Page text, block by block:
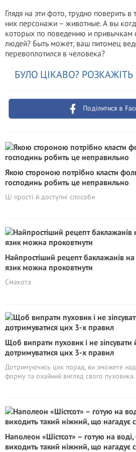
Глядя на эти фото, трудно поверить в
них персонажи – животные. А вы
которых по поведению и привычкам
людей? Быть может, ваш питомец
перевоплотился в человека?
БУЛО ЦІКАВО?
Поділитися в
Якою стороною потрібно класти
господинь робить це неправильно
Ці прості й доступні способи
Найпростіший рецепт баклажанів
язик можна проковтнути
Смакота
Щоб випрати пуховик і не зіпсувати
дотримуватися цих 3-х правил
Дотримуючись цих порад, ви зможете
форму та охайний вигляд свого пуховика.
Наполеон «Шістсот» – готую на
виходить такий ніжний, що нагадує